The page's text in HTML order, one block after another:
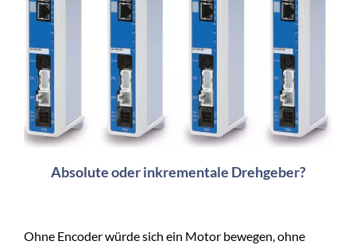
Absolute oder inkrementale Drehgeber?
Ohne Encoder würde sich ein Motor bewegen, ohne